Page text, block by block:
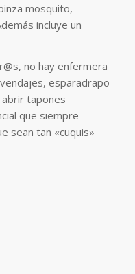
mosquito,
incluye un
no hay enfermera
esparadrapo
tapones
que siempre
sean tan «cuquis»